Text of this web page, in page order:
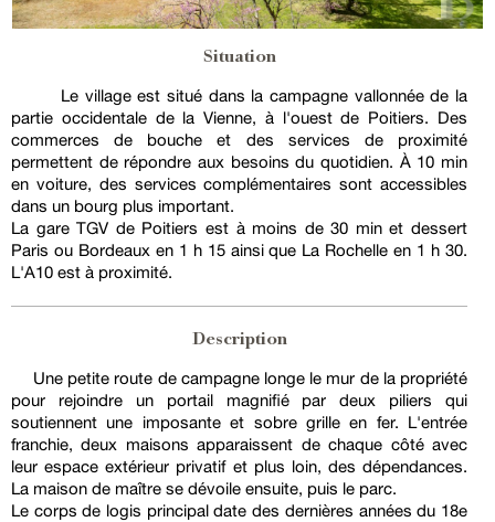
Situation
Le village est situé dans la campagne vallonnée de la
partie occidentale de la Vienne, à l'ouest de Poitiers. Des
commerces de bouche et des services de proximité
permettent de répondre aux besoins du quotidien. À 10 min
en voiture, des services complémentaires sont accessibles
dans un bourg plus important.
La gare TGV de Poitiers est à moins de 30 min et dessert
Paris ou Bordeaux en 1 h 15 ainsi que La Rochelle en 1 h 30.
L'A10 est à proximité.
Description
Une petite route de campagne longe le mur de la propriété
pour rejoindre un portail magnifié par deux piliers qui
soutiennent une imposante et sobre grille en fer. L'entrée
franchie, deux maisons apparaissent de chaque côté avec
leur espace extérieur privatif et plus loin, des dépendances.
La maison de maître se dévoile ensuite, puis le parc.
Le corps de logis principal date des dernières années du 18e